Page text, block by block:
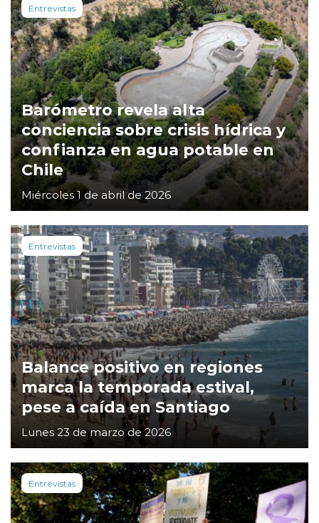
Entrevistas
Barómetro revela alta
conciencia sobre crisis hídrica y
confianza en agua potable en
Chile
Miércoles 1 de abril de 2026
Entrevistas
Balance positivo en regiones
marca la temporada estival,
pese a caída en Santiago
Lunes 23 de marzo de 2026
Entrevistas